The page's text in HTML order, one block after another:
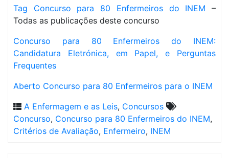
Tag Concurso para 80 Enfermeiros do INEM –
Todas as publicações deste concurso
Concurso para 80 Enfermeiros do INEM:
Candidatura Eletrónica, em Papel, e Perguntas
Frequentes
Aberto Concurso para 80 Enfermeiros para o INEM
A Enfermagem e as Leis, Concursos
Concurso, Concurso para 80 Enfermeiros do INEM,
Critérios de Avaliação, Enfermeiro, INEM